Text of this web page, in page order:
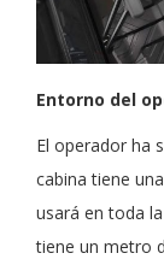
Entorno del
El operador ha
cabina tiene
usará en toda
tiene un metro